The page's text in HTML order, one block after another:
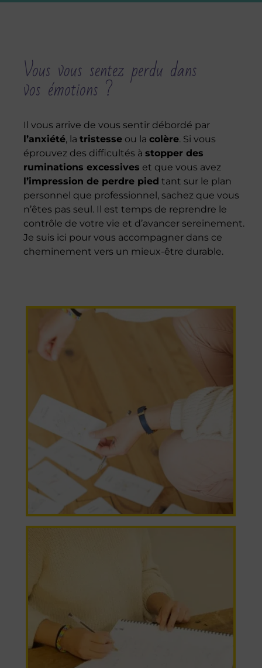
Vous vous sentez perdu dans
vos émotions ?
Il vous arrive de vous sentir débordé par
l’anxiété, la tristesse ou la colère. Si vous
éprouvez des difficultés à stopper des
ruminations excessives et que vous avez
l’impression de perdre pied tant sur le plan
personnel que professionnel, sachez que vous
n’êtes pas seul. Il est temps de reprendre le
contrôle de votre vie et d’avancer sereinement.
Je suis ici pour vous accompagner dans ce
cheminement vers un mieux-être durable.